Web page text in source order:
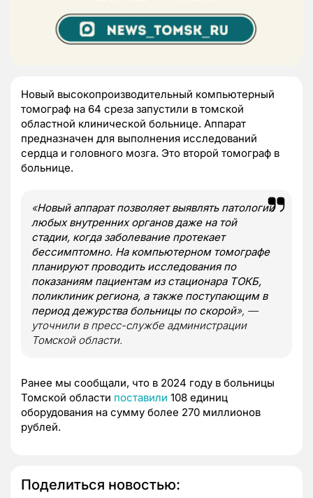
Новый высокопроизводительный компьютерный
томограф на 64 среза запустили в томской
областной клинической больнице. Аппарат
предназначен для выполнения исследований
сердца и головного мозга. Это второй томограф в
больнице.
«Новый аппарат позволяет выявлять патологии
любых внутренних органов даже на той
стадии, когда заболевание протекает
бессимптомно. На компьютерном томографе
планируют проводить исследования по
показаниям пациентам из стационара ТОКБ,
поликлиник региона, а также поступающим в
период дежурства больницы по скорой», —
уточнили в пресс-службе администрации
Томской области.
Ранее мы сообщали, что в 2024 году в больницы
Томской области поставили 108 единиц
оборудования на сумму более 270 миллионов
рублей.
Поделиться новостью: